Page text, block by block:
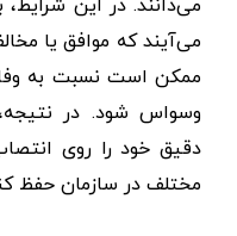
می‌آیند که موافق یا
ممکن است نسبت به
وسواس شود. در
دقیق خود را روی
مختلف در سازمان حفظ